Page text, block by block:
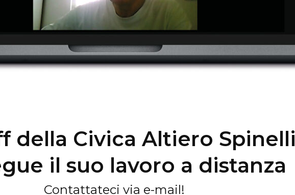
della Civica Altiero Spinelli
il suo lavoro a distanza
Contattateci via e-mail!